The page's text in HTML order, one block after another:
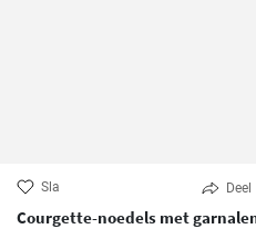
Sla Deel
Courgette-noedels met